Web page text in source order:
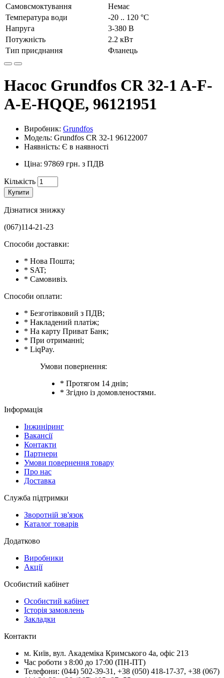
Самовсмоктування
Немає
Температура води
-20 .. 120 °C
Напруга
3-380 В
Потужність
2.2 кВт
Тип приєднання
Фланець
Насос Grundfos CR 32-1 A-F-
A-E-HQQE, 96121951
Виробник: Grundfos
Модель: Grundfos CR 32-1 96122007
Наявність: Є в наявності
Ціна: 97869 грн. з ПДВ
Кількість
Купити
Дізнатися знижку
(067)114-21-23
Способи доставки:
* Нова Пошта;
* SAT;
* Самовивіз.
Способи оплати:
* Безготівковий з ПДВ;
* Накладений платіж;
* На карту Приват Банк;
* При отриманні;
* LiqPay.
Умови повернення:
* Протягом 14 днів;
* Згідно із домовленостями.
Інформація
Інжиніринг
Вакансії
Контакти
Партнери
Умови повернення товару
Про нас
Доставка
Служба підтримки
Зворотній зв'язок
Каталог товарів
Додатково
Виробники
Акції
Особистий кабінет
Особистий кабінет
Історія замовлень
Закладки
Контакти
м. Київ, вул. Академіка Кримського 4а, офіс 213
Час роботи з 8:00 до 17:00 (ПН-ПТ)
Телефони: (044) 502-39-31 , +38 (050) 418-17-37, +38 (067)